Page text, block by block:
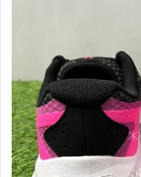
【棒壘】壘球用球棒
【棒壘】棒球用木棒
【棒壘】棒球用鋁棒
【棒壘】棒壘手套
【棒壘】打擊守備手套